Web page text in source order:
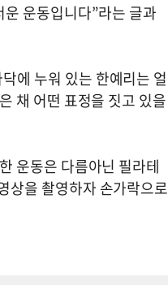
운동입니다”라는 글과
에 누워 있는 한예리는 얼
채 어떤 표정을 짓고 있을
운동은 다름아닌 필라테
상을 촬영하자 손가락으로